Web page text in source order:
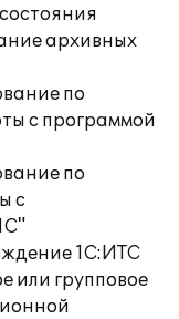
архивных
по
с программой
по
с
1С:ИТС
или групповое